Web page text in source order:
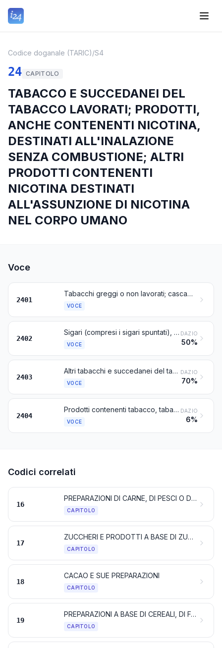
Codice doganale (TARIC)/S4
24 CAPITOLO
TABACCO E SUCCEDANEI DEL
TABACCO LAVORATI; PRODOTTI,
ANCHE CONTENENTI NICOTINA,
DESTINATI ALL'INALAZIONE
SENZA COMBUSTIONE; ALTRI
PRODOTTI CONTENENTI
NICOTINA DESTINATI
ALL'ASSUNZIONE DI NICOTINA
NEL CORPO UMANO
Voce
2401
Tabacchi greggi o non lavorati; cascami di tabacco
VOCE
2402
Sigari (compresi i sigari spuntati), sigaretti e sigarette, di tabacco o di succedanei del tabacco
VOCE
DAZIO
50%
2403
Altri tabacchi e succedanei del tabacco, lavorati; tabacchi « omogeneizzati » o « ricostituiti »; estratti e sughi di tabacco
VOCE
DAZIO
70%
2404
Prodotti contenenti tabacco, tabacco ricostituito, nicotina o succedanei del tabacco o della nicotina, destinati all'inalazione senza combustione; altri prodotti contenenti nicotina destinati all'assunzione di nicotina nel corpo umano
VOCE
DAZIO
6%
Codici correlati
16
PREPARAZIONI DI CARNE, DI PESCI O DI CROSTACEI, DI MOLLUSCHI O DI ALTRI INVERTEBRATI ACQUATICI, O DI INSETTI
CAPITOLO
17
ZUCCHERI E PRODOTTI A BASE DI ZUCCHERI
CAPITOLO
18
CACAO E SUE PREPARAZIONI
CAPITOLO
19
PREPARAZIONI A BASE DI CEREALI, DI FARINE, DI AMIDI, DI FECOLE O DI LATTE; PRODOTTI DELLA PASTICCERIA
CAPITOLO